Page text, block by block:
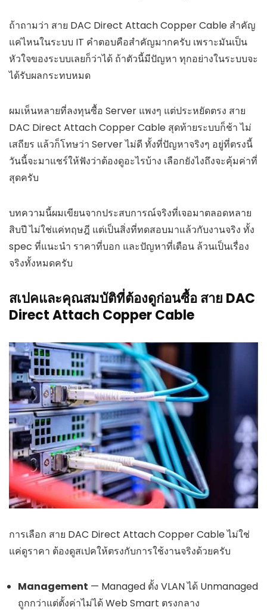
ถ้าถามว่า สาย DAC Direct Attach Copper Cable สำคัญ
แค่ไหนในระบบ IT คำตอบคือสำคัญมากครับ เพราะมันเป็น
หัวใจของระบบเลยก็ว่าได้ ถ้าตัวนี้มีปัญหา ทุกอย่างในระบบจะ
ได้รับผลกระทบหมด
ผมเห็นหลายที่ลงทุนซื้อ Server แพงๆ แต่ประหยัดตรง สาย
DAC Direct Attach Copper Cable สุดท้ายระบบก็ช้า ไม่
เสถียร แล้วก็โทษว่า Server ไม่ดี ทั้งที่ปัญหาจริงๆ อยู่ที่ตรงนี้
วันนี้จะมาแชร์ให้ฟังว่าต้องดูอะไรบ้าง เลือกยังไงถึงจะคุ้มค่าที่
สุดครับ
บทความนี้ผมเขียนจากประสบการณ์จริงที่เจอมาตลอดหลาย
สิบปี ไม่ใช่แค่ทฤษฎี แต่เป็นสิ่งที่ทดสอบมาแล้วกับงานจริง ทั้ง
spec ที่แนะนำ ราคาที่บอก และปัญหาที่เตือน ล้วนเป็นเรื่อง
จริงทั้งหมดครับ
สเปคและคุณสมบัติที่ต้องดูก่อนซื้อ สาย DAC
Direct Attach Copper Cable
การเลือก สาย DAC Direct Attach Copper Cable ไม่ใช่
แค่ดูราคา ต้องดูสเปคให้ตรงกับการใช้งานจริงด้วยครับ
Management — Managed ตั้ง VLAN ได้ Unmanaged
ถูกกว่าแต่ตั้งค่าไม่ได้ Web Smart ตรงกลาง